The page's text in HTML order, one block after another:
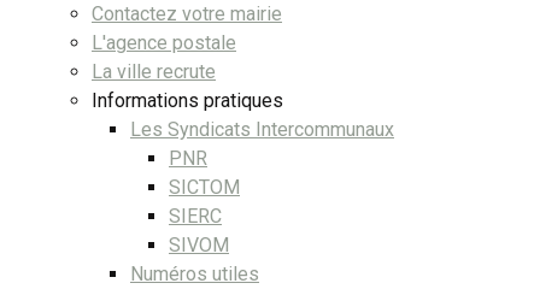
Contactez votre mairie
L'agence postale
La ville recrute
Informations pratiques
Les Syndicats Intercommunaux
PNR
SICTOM
SIERC
SIVOM
Numéros utiles